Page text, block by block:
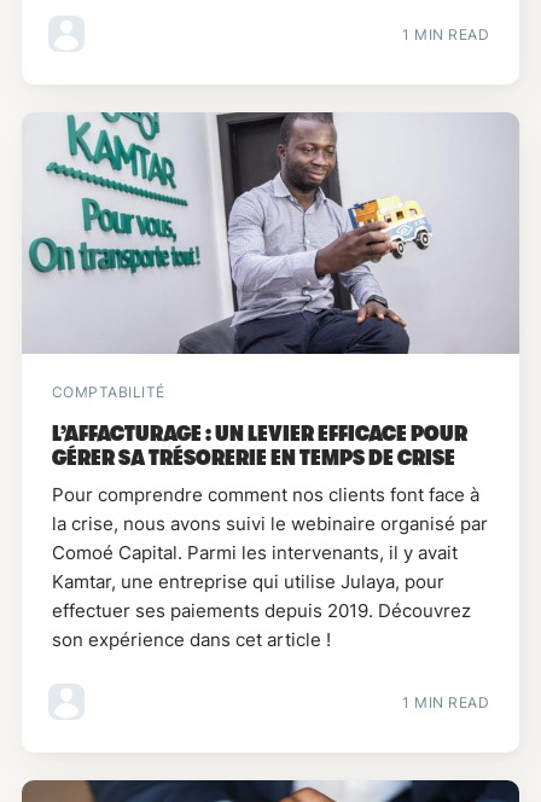
1 MIN READ
COMPTABILITÉ
L’AFFACTURAGE : UN LEVIER EFFICACE POUR
GÉRER SA TRÉSORERIE EN TEMPS DE CRISE
Pour comprendre comment nos clients font face à
la crise, nous avons suivi le webinaire organisé par
Comoé Capital. Parmi les intervenants, il y avait
Kamtar, une entreprise qui utilise Julaya, pour
effectuer ses paiements depuis 2019. Découvrez
son expérience dans cet article !
1 MIN READ